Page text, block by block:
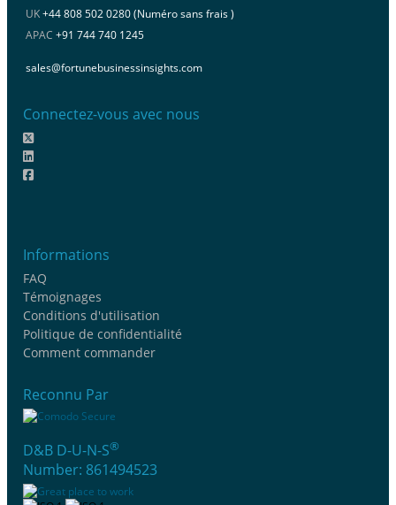
UK+44 808 502 0280 (Numéro sans frais )
APAC +91 744 740 1245
sales@fortunebusinessinsights.com
Connectez-vous avec nous
Informations
FAQ
Témoignages
Conditions d'utilisation
Politique de confidentialité
Comment commander
Reconnu Par
D&B D-U-N-S®
Number: 861494523